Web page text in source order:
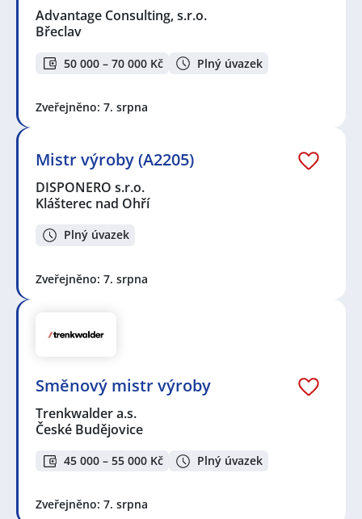
Advantage Consulting, s.r.o.
Břeclav
50 000 – 70 000 Kč Plný úvazek
Zveřejněno: 7. srpna
Mistr výroby (A2205)
DISPONERO s.r.o.
Klášterec nad Ohří
Plný úvazek
Zveřejněno: 7. srpna
Směnový mistr výroby
Trenkwalder a.s.
České Budějovice
45 000 – 55 000 Kč Plný úvazek
Zveřejněno: 7. srpna